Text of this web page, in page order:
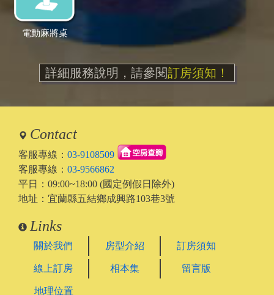
電動麻將桌
詳細服務說明，請參閱訂房須知！
Contact
客服專線： 03-9108509
客服專線： 03-9566862
平日：09:00~18:00 (國定例假日除外)
地址：宜蘭縣五結鄉成興路103巷3號
Links
關於我們 房型介紹 訂房須知
線上訂房 相本集 留言版
地理位置